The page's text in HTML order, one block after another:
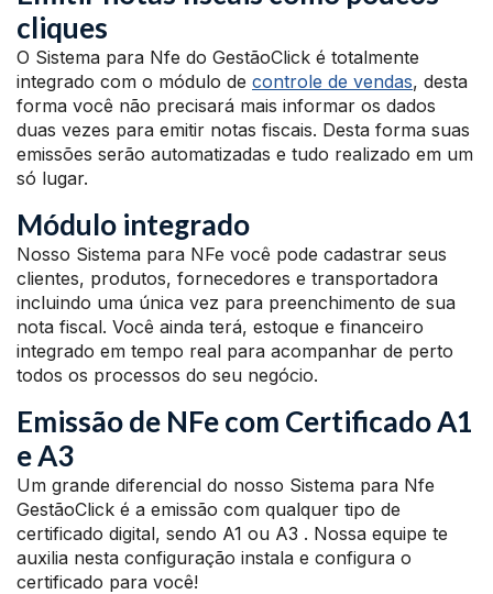
cliques
O Sistema para Nfe do GestãoClick é totalmente
integrado com o módulo de controle de vendas, desta
forma você não precisará mais informar os dados
duas vezes para emitir notas fiscais. Desta forma suas
emissões serão automatizadas e tudo realizado em um
só lugar.
Módulo integrado
Nosso Sistema para NFe você pode cadastrar seus
clientes, produtos, fornecedores e transportadora
incluindo uma única vez para preenchimento de sua
nota fiscal. Você ainda terá, estoque e financeiro
integrado em tempo real para acompanhar de perto
todos os processos do seu negócio.
Emissão de NFe com Certificado A1
e A3
Um grande diferencial do nosso Sistema para Nfe
GestãoClick é a emissão com qualquer tipo de
certificado digital, sendo A1 ou A3 . Nossa equipe te
auxilia nesta configuração instala e configura o
certificado para você!